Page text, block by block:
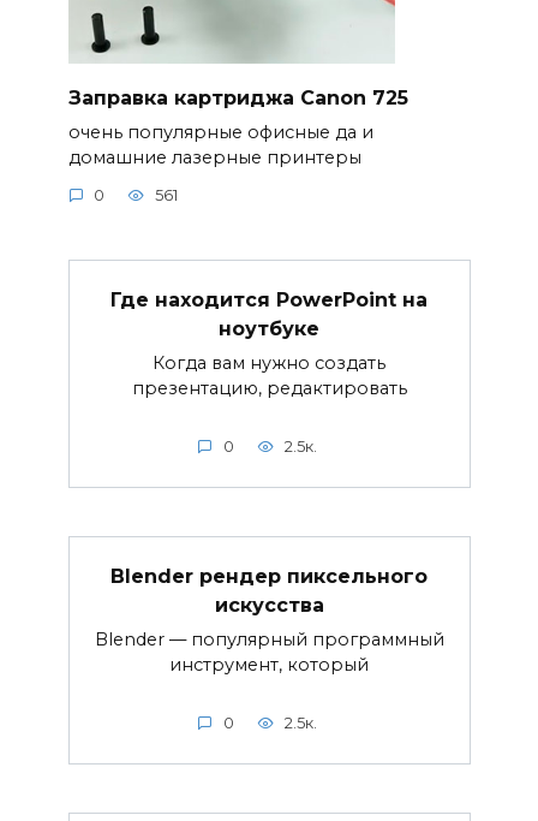
Заправка картриджа Canon 725
очень популярные офисные да и
домашние лазерные принтеры
0 561
Где находится PowerPoint на
ноутбуке
Когда вам нужно создать
презентацию, редактировать
0 2.5к.
Blender рендер пиксельного
искусства
Blender — популярный программный
инструмент, который
0 2.5к.